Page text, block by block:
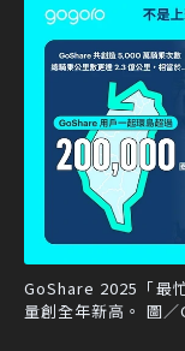
GoShare 2025「最
量創全年新高。 圖